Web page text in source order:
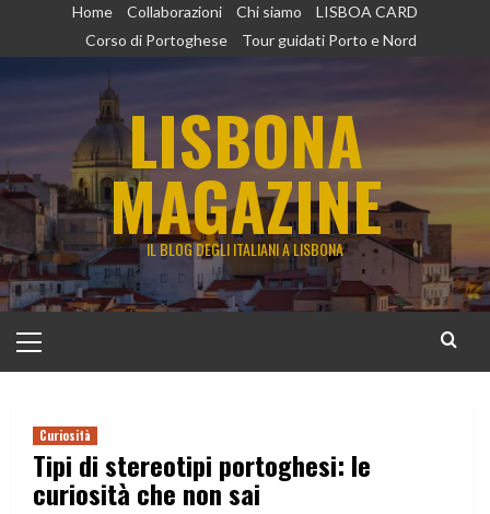
Home Collaborazioni Chi siamo
LISBOA CARD
Corso di Portoghese
Tour guidati Porto e Nord
LISBONA
MAGAZINE
IL BLOG DEGLI ITALIANI A LISBONA
principale
Curiosità
Tipi di stereotipi portoghesi: le
curiosità che non sai